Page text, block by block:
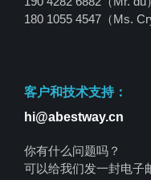
180 1055 4547 （Ms.
客户和技术支持：
hi@abestway.cn
你有什么问题吗？
可以给我们发一封电子